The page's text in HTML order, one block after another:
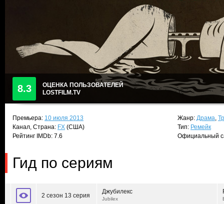
8.3
ОЦЕНКА ПОЛЬЗОВАТЕЛЕЙ
LOSTFILM.TV
Премьера: 10 июля 2013
Канал, Страна: FX (США)
Рейтинг IMDb: 7.6
Жанр: Драма,
Тип: Ремейк
Официальный
Гид по сериям
2 сезон 13 серия
Джубилекс
Jubilex